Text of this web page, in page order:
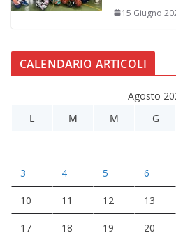
15 Giugno
CALENDARIO ARTICOLI
Agosto
L
M M G
3 4 5 6
10 11 12 13
17 18 19 20